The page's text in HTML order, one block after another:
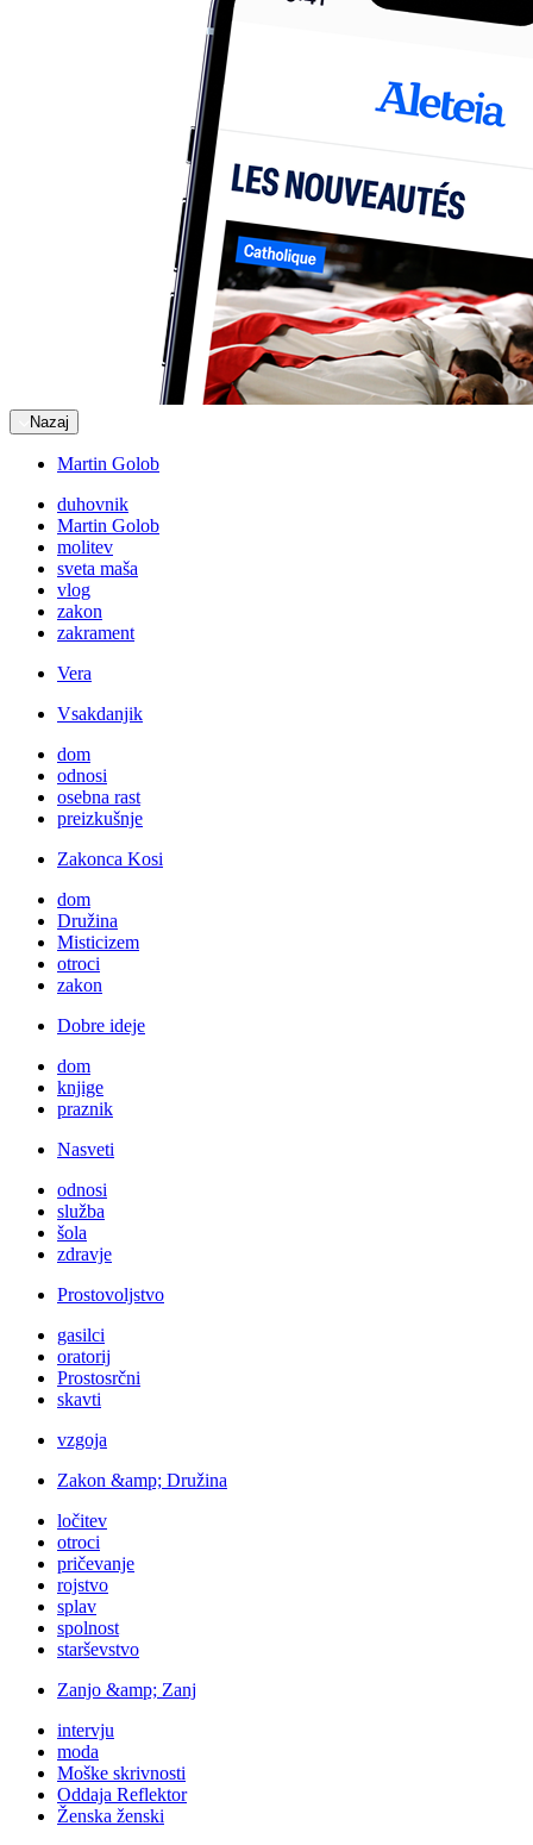
Nazaj
Martin Golob
duhovnik
Martin Golob
molitev
sveta maša
vlog
zakon
zakrament
Vera
Vsakdanjik
dom
odnosi
osebna rast
preizkušnje
Zakonca Kosi
dom
Družina
Misticizem
otroci
zakon
Dobre ideje
dom
knjige
praznik
Nasveti
odnosi
služba
šola
zdravje
Prostovoljstvo
gasilci
oratorij
Prostosrčni
skavti
vzgoja
Zakon &amp; Družina
ločitev
otroci
pričevanje
rojstvo
splav
spolnost
starševstvo
Zanjo &amp; Zanj
intervju
moda
Moške skrivnosti
Oddaja Reflektor
Ženska ženski